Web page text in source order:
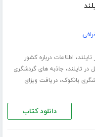
تایلند، اطلاعات درباره کشور
در تایلند، جاذبه های گردشگری
بانکوک،دریافت ویزای
دانلود کتاب